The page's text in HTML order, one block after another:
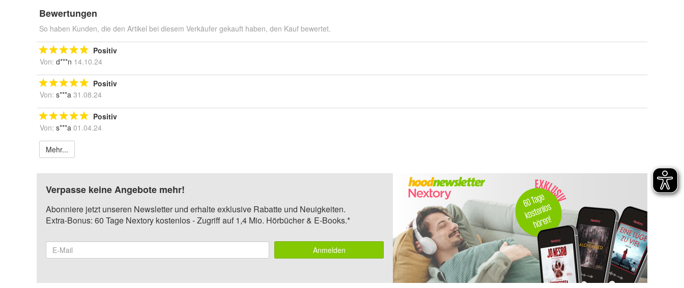
Bewertungen
So haben Kunden, die den Artikel bei diesem Verkäufer gekauft haben, den Kauf bewertet.
Positiv
Von: d***n 14.10.24
Positiv
Von: s***a 31.08.24
Positiv
Von: s***a 01.04.24
Mehr...
Verpasse keine Angebote mehr!
Abonniere jetzt unseren Newsletter und erhalte exklusive Rabatte und Neuigkeiten.
Extra-Bonus: 60 Tage Nextory kostenlos - Zugriff auf 1,4 Mio. Hörbücher & E-Books.*
Anmelden